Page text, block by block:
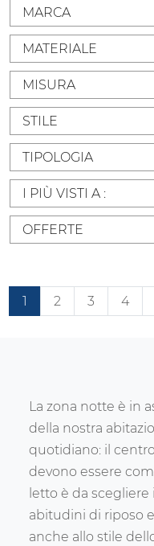
MARCA
MATERIALE
MISURA
STILE
TIPOLOGIA
I PIÙ VISTI A :
OFFERTE
1 2 3 4
La zona notte è in
della nostra
quotidiano: il
devono essere
letto è da
abitudini di riposo
anche allo stile